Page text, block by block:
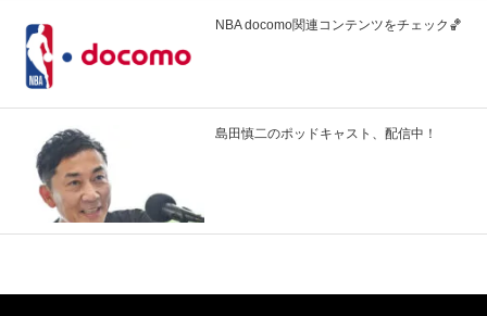
NBA docomo関連コンテンツをチェック🏀
島田慎二のポッドキャスト、配信中！